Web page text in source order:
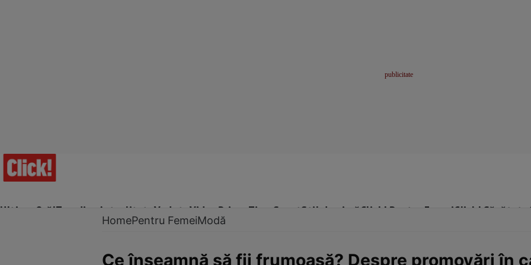
Ultima Oră!Trending Actualitate Vedete Video Prime Time SportStil de viațăClick! Pentru FemeiClick! Sănătate
HomePentru FemeiModă
Ce înseamnă să fii frumoasă? Despre promovări în